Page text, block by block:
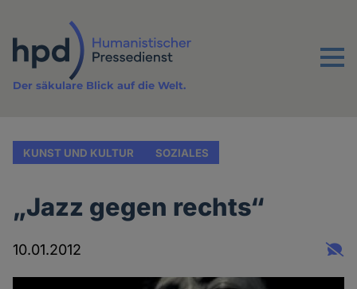
Inhalt
Menu
Der säkulare Blick auf die Welt.
KUNST UND KULTUR SOZIALES
„Jazz gegen rechts“
10.01.2012